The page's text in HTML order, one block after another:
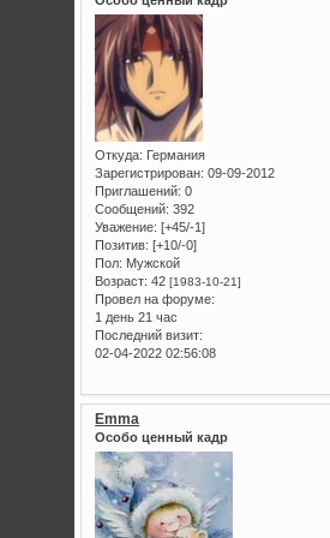
Откуда: Германия
Зарегистрирован: 09-09-2012
Приглашений: 0
Сообщений: 392
Уважение: [+45/-1]
Позитив: [+10/-0]
Пол: Мужской
Возраст: 42[1983-10-21]
Провел на форуме:
1 день 21 час
Последний визит:
02-04-2022 02:56:08
Emma
Особо ценный кадр